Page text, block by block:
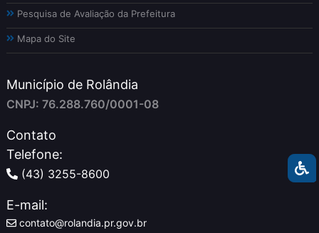
Pesquisa de Avaliação da Prefeitura
Mapa do Site
Município de Rolândia
CNPJ: 76.288.760/0001-08
Contato
Telefone:
(43) 3255-8600
E-mail:
contato@rolandia.pr.gov.br